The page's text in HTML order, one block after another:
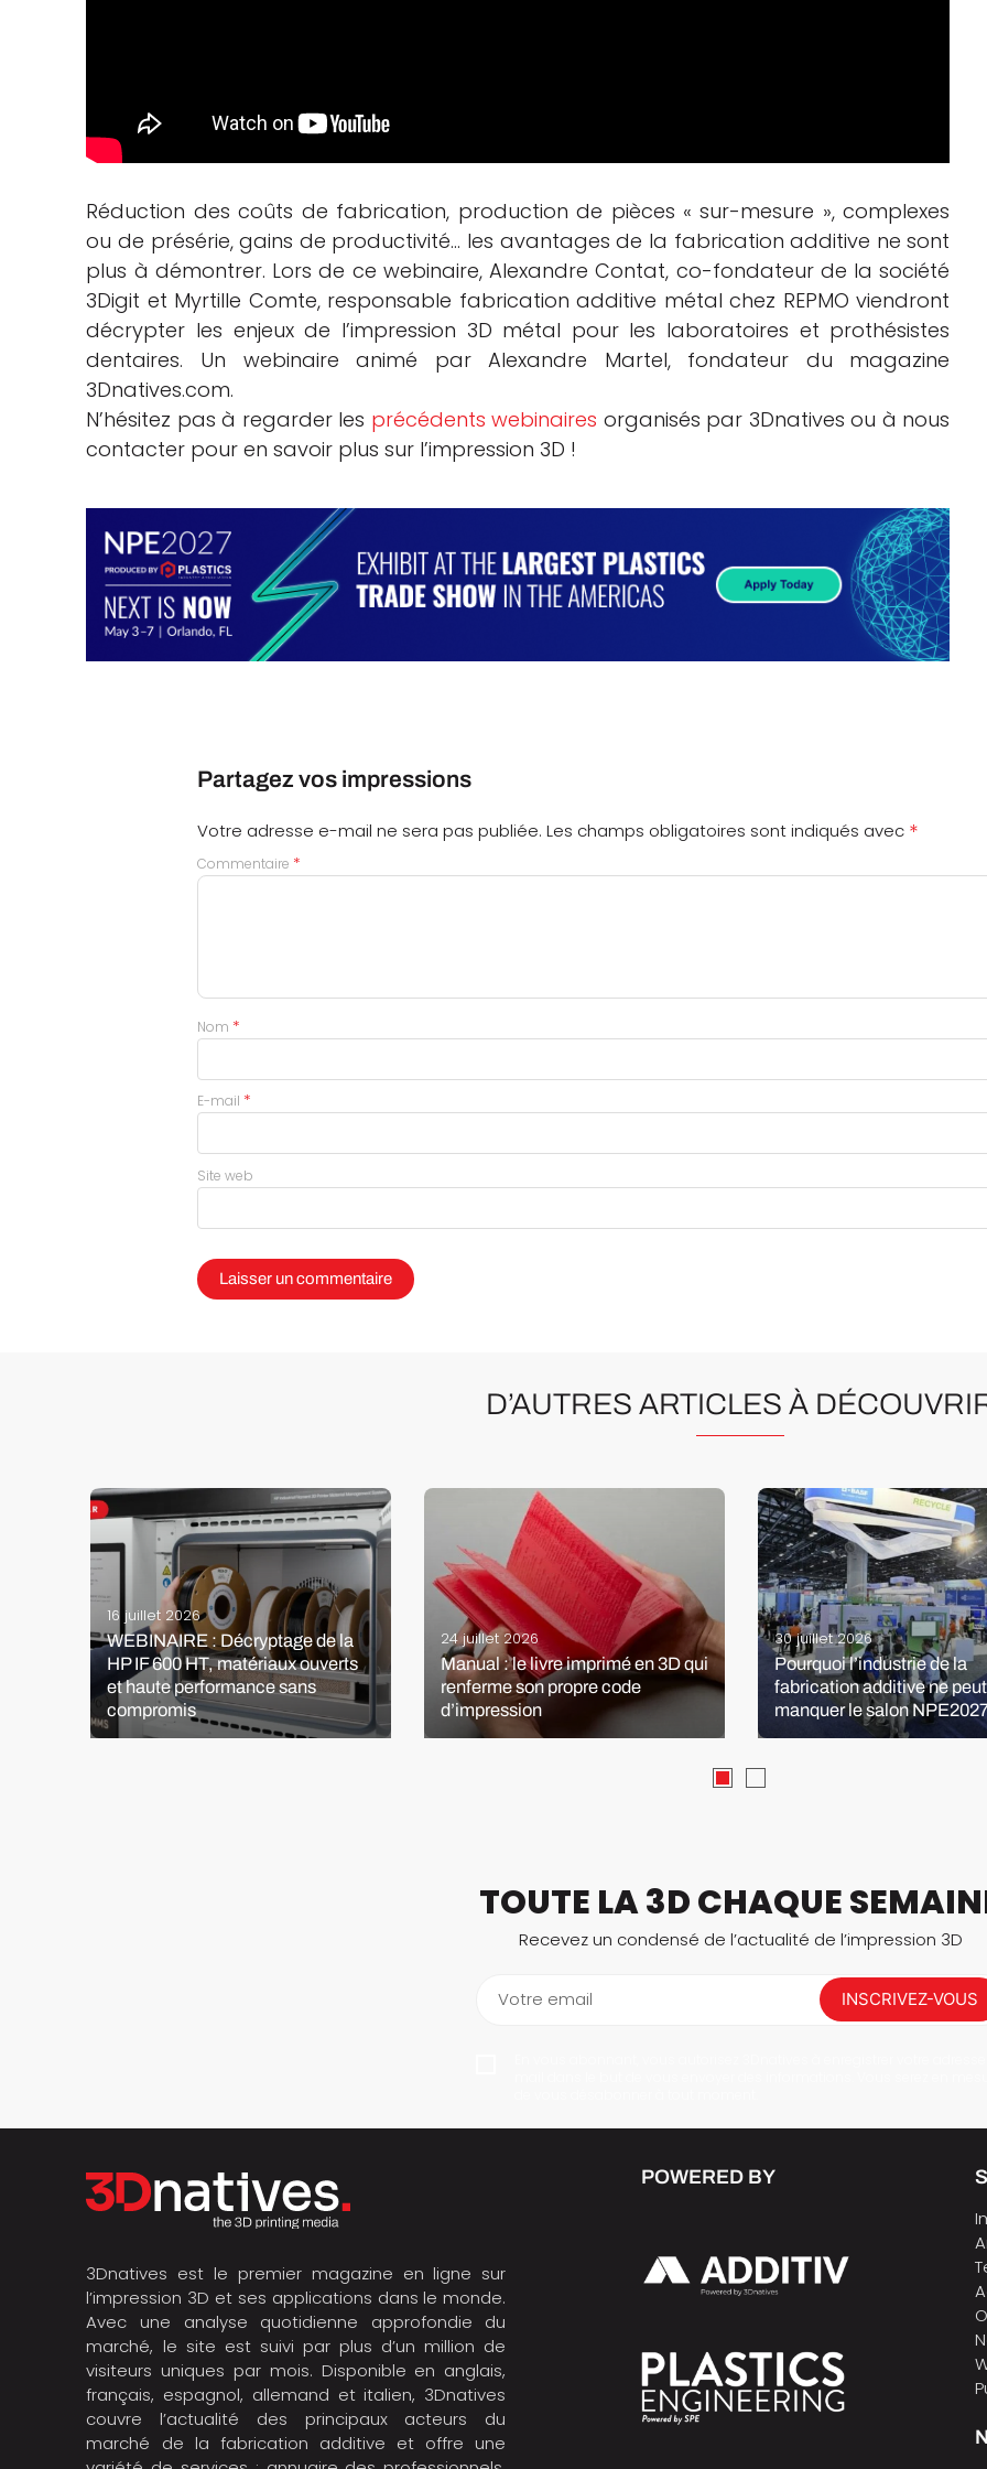
Réduction des coûts de fabrication, production de pièces « sur-mesure », complexes
ou de présérie, gains de productivité… les avantages de la fabrication additive ne sont
plus à démontrer. Lors de ce webinaire, Alexandre Contat, co-fondateur de la société
3Digit et Myrtille Comte, responsable fabrication additive métal chez REPMO viendront
décrypter les enjeux de l’impression 3D métal pour les laboratoires et prothésistes
dentaires. Un webinaire animé par Alexandre Martel, fondateur du magazine
3Dnatives.com.
N’hésitez pas à regarder les précédents webinaires organisés par 3Dnatives ou à nous
contacter pour en savoir plus sur l’impression 3D !
Partagez vos impressions
Votre adresse e-mail ne sera pas publiée. Les champs obligatoires sont indiqués avec *
Commentaire *
Nom *
E-mail *
Site web
D’AUTRES ARTICLES À
16 juillet 2026
WEBINAIRE : Décryptage de la
HP IF 600 HT, matériaux ouverts
et haute performance sans
compromis
24 juillet 2026
Manual : le livre imprimé en 3D qui
renferme son propre code
d’impression
30 juillet 2026
Pourquoi l’industrie de la
fabrication additive ne
manquer le salon
TOUTE LA 3D CHAQUE
Recevez un condensé de l’actualité de l’impression 3D
Votre email INSCRIVEZ-VOUS
3Dnatives est le premier magazine en ligne sur
l’impression 3D et ses applications dans le monde.
Avec une analyse quotidienne approfondie du
marché, le site est suivi par plus d’un million de
visiteurs uniques par mois. Disponible en anglais,
français, espagnol, allemand et italien, 3Dnatives
couvre l’actualité des principaux acteurs du
marché de la fabrication additive et offre une
POWERED BY